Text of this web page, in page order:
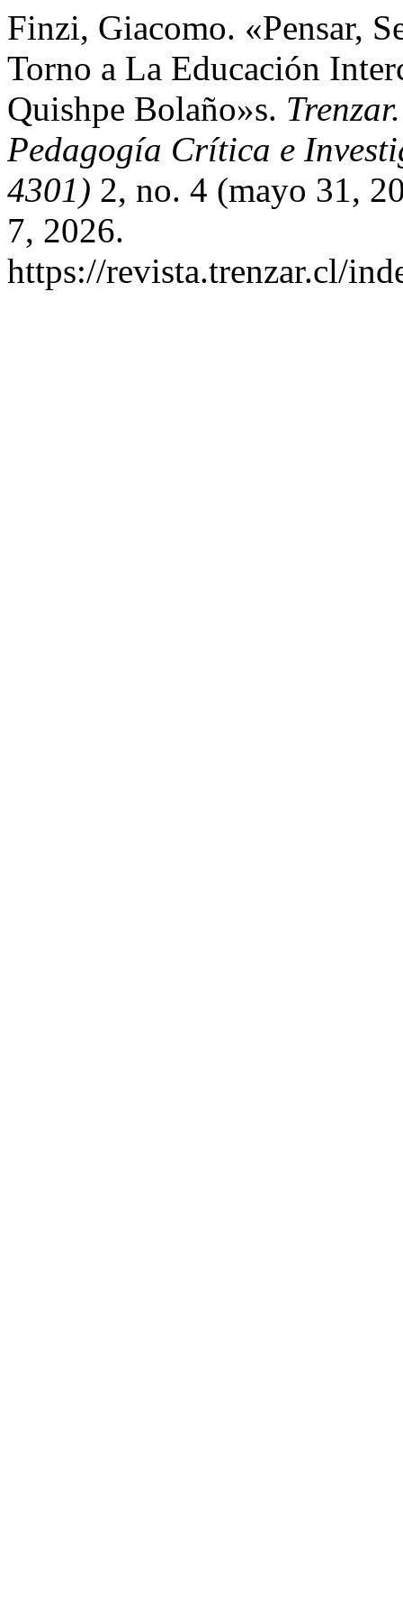
Finzi, Giacomo. «Pensar,
Torno a La Educación
Quishpe Bolaño»s.
Pedagogía Crítica e
4301) 2, no. 4 (mayo 31,
7, 2026.
https://revista.trenzar.cl/